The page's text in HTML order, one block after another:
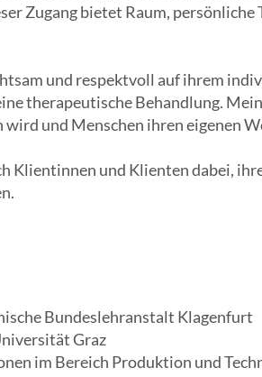
Zugang bietet Raum,
und respektvoll auf ihrem
therapeutische Behandlung.
und Menschen ihren eigenen
Klientinnen und Klienten dabei,
Bundeslehranstalt Klagenfurt
Graz
im Bereich Produktion und